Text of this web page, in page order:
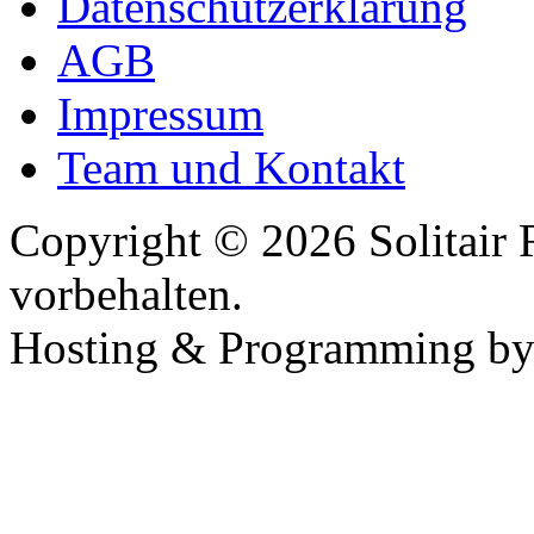
AGB
Impressum
Team und Kontakt
Copyright © 2026 Solitair
vorbehalten.
Hosting & Programming